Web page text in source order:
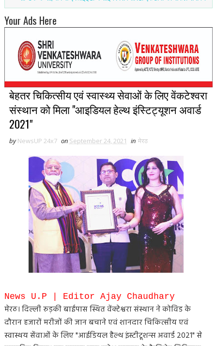
Your Ads Here
बेहतर चिकित्सीय एवं स्वास्थ्य सेवाओं के लिए वेंकटेश्वरा
संस्थान को मिला "आइडियल हेल्थ इंस्टिट्यूशन अवार्ड
2021"
by NewsUP 24x7 on September 24, 2021 in मेरठ
News U.P | Editor Ajay Chaudhary
मेरठ। दिल्ली रुड़की बाईपास स्थित वेंक्टेश्वरा संस्थान ने कोविड के
दौरान हजारों मरीजों की जान बचाने एवं शानदार चिकित्सीय एवं
स्वास्थय सेंवाओं के लिए "आईडियल हैल्थ इंस्टीटूशन्स अवार्ड 2021" से